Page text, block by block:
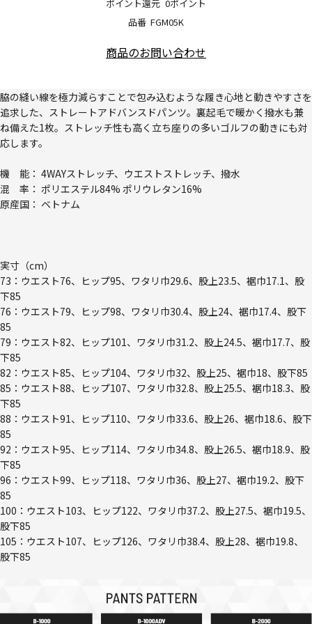
品番 FGM05K
ポイント還元 0ポイント
商品のお問い合わせ
脇の縫い線を極力減らすことで包み込むような履き心地と動きやすさを
追求した、ストレートアドバンスドパンツ。裏起毛で暖かく撥水も兼
ね備えた1枚。ストレッチ性も高く立ち座りの多いゴルフの動きにも対
応します。
機 能： 4WAYストレッチ、ウエストストレッチ、撥水
混 率： ポリエステル84% ポリウレタン16%
原産国： ベトナム
実寸（cm）
73：ウエスト76、ヒップ95、ワタリ巾29.6、股上23.5、裾巾17.1、股
下85
76：ウエスト79、ヒップ98、ワタリ巾30.4、股上24、裾巾17.4、股下
85
79：ウエスト82、ヒップ101、ワタリ巾31.2、股上24.5、裾巾17.7、股
下85
82：ウエスト85、ヒップ104、ワタリ巾32、股上25、裾巾18、股下85
85：ウエスト88、ヒップ107、ワタリ巾32.8、股上25.5、裾巾18.3、股
下85
88：ウエスト91、ヒップ110、ワタリ巾33.6、股上26、裾巾18.6、股下
85
92：ウエスト95、ヒップ114、ワタリ巾34.8、股上26.5、裾巾18.9、股
下85
96：ウエスト99、ヒップ118、ワタリ巾36、股上27、裾巾19.2、股下
85
100：ウエスト103、ヒップ122、ワタリ巾37.2、股上27.5、裾巾19.5、
股下85
105：ウエスト107、ヒップ126、ワタリ巾38.4、股上28、裾巾19.8、
股下85